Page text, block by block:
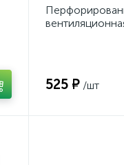
525 ₽ /шт